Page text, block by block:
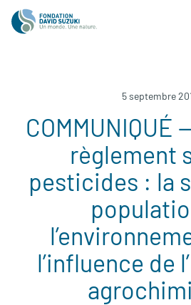
5 septembre
COMMUNIQUÉ
règlement
pesticides : la
l’influence de